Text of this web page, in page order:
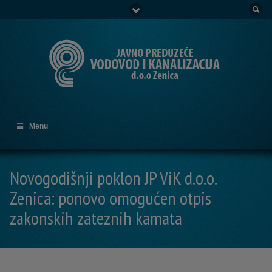
Menu
Novogodišnji poklon JP ViK d.o.o.
Zenica: ponovo omogućen otpis
zakonskih zateznih kamata